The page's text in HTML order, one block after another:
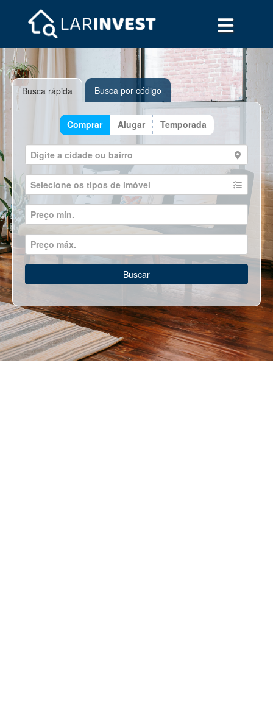
Busca rápida Busca por código
Comprar Alugar Temporada